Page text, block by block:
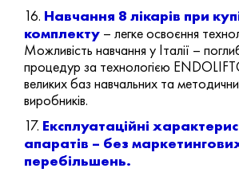
16. Навчання 8 лікарів при
комплекту – легке освоєння
Можливість навчання у Італії –
процедур за технологією
великих баз навчальних та
виробників.
17. Експлуатаційні
апаратів – без
перебільшень.